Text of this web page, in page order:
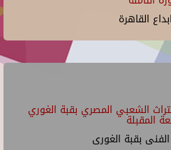
القاهرة
الشعبي المصري بقبة الغوري
المقبلة
الفنى بقبة الغورى